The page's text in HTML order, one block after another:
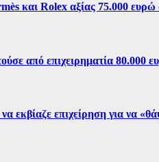
και Rolex αξίας 75.000
από επιχειρηματία 80.000
εκβίαζε επιχείρηση για να